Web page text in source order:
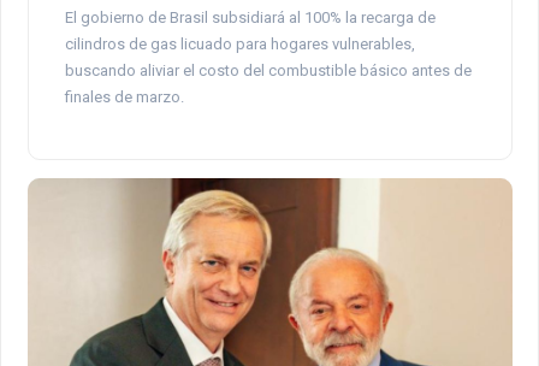
El gobierno de Brasil subsidiará al 100% la recarga de
cilindros de gas licuado para hogares vulnerables,
buscando aliviar el costo del combustible básico antes de
finales de marzo.